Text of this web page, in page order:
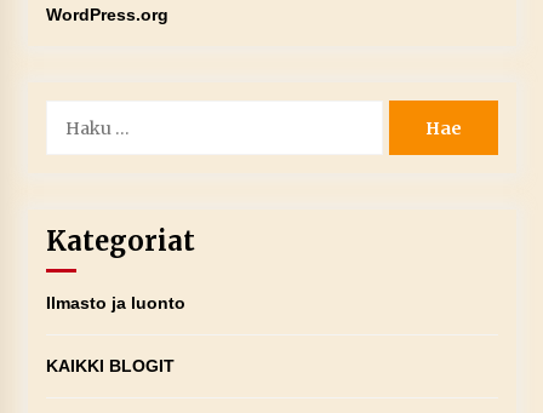
WordPress.org
Kategoriat
Ilmasto ja luonto
KAIKKI BLOGIT